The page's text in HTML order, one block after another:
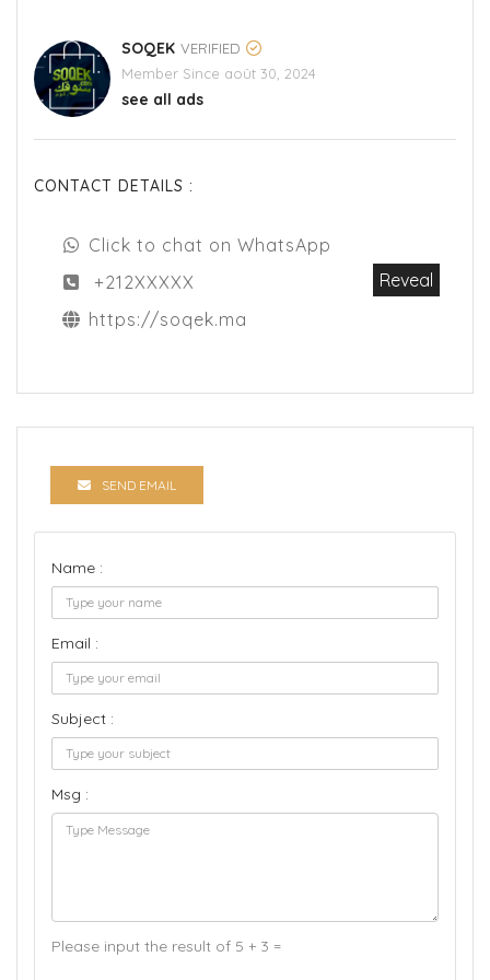
SOQEK VERIFIED
Member Since août 30, 2024
see all ads
CONTACT DETAILS :
Click to chat on WhatsApp
+212XXXXX
Reveal
https://soqek.ma
SEND EMAIL
Name :
Email :
Subject :
Msg :
Please input the result of 5 + 3 =